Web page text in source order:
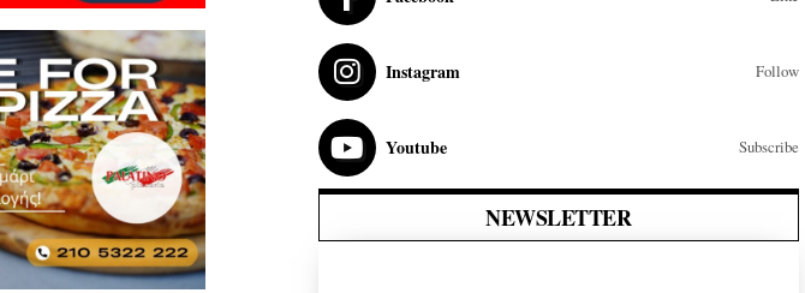
Instagram Follow
Youtube Subscribe
NEWSLETTER